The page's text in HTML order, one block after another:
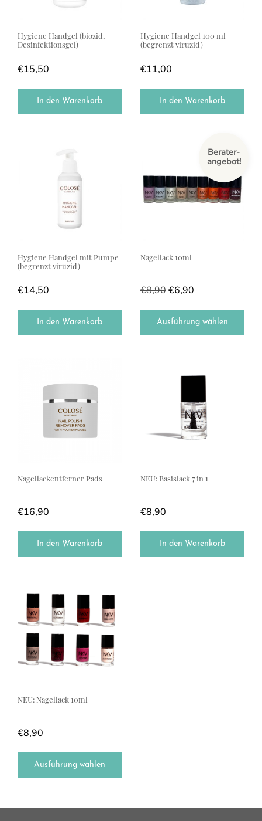
Hygiene Handgel (biozid,
Desinfektionsgel)
€15,50
In den Warenkorb
Hygiene Handgel 100 ml
(begrenzt viruzid)
€11,00
In den Warenkorb
Hygiene Handgel mit Pumpe
(begrenzt viruzid)
€14,50
In den Warenkorb
Berater-
angebot!
Nagellack 10ml
€8,90 €6,90
Ausführung wählen
Nagellackentferner Pads
€16,90
In den Warenkorb
NEU: Basislack 7 in 1
€8,90
In den Warenkorb
NEU: Nagellack 10ml
€8,90
Ausführung wählen